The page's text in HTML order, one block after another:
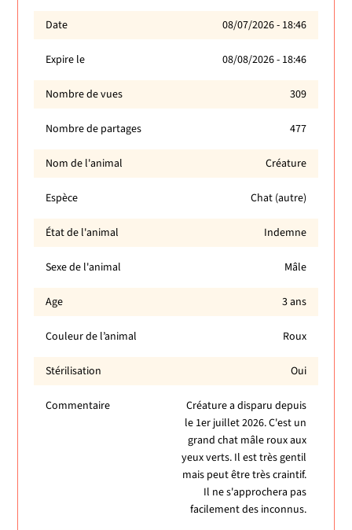
Date 08/07/2026 - 18:46
Expire le 08/08/2026 - 18:46
Nombre de vues 309
Nombre de partages 477
Nom de l'animal Créature
Espèce Chat (autre)
État de l'animal Indemne
Sexe de l'animal Mâle
Age 3 ans
Couleur de l’animal Roux
Stérilisation Oui
Commentaire
Créature a disparu depuis
le 1er juillet 2026. C'est un
grand chat mâle roux aux
yeux verts. Il est très gentil
mais peut être très craintif.
Il ne s'approchera pas
facilement des inconnus.